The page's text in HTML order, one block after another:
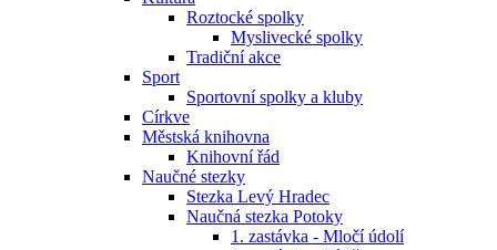
Roztocké spolky
Myslivecké spolky
Tradiční akce
Sport
Sportovní spolky a kluby
Církve
Městská knihovna
Knihovní řád
Naučné stezky
Stezka Levý Hradec
Naučná stezka Potoky
1. zastávka - Mločí údolí